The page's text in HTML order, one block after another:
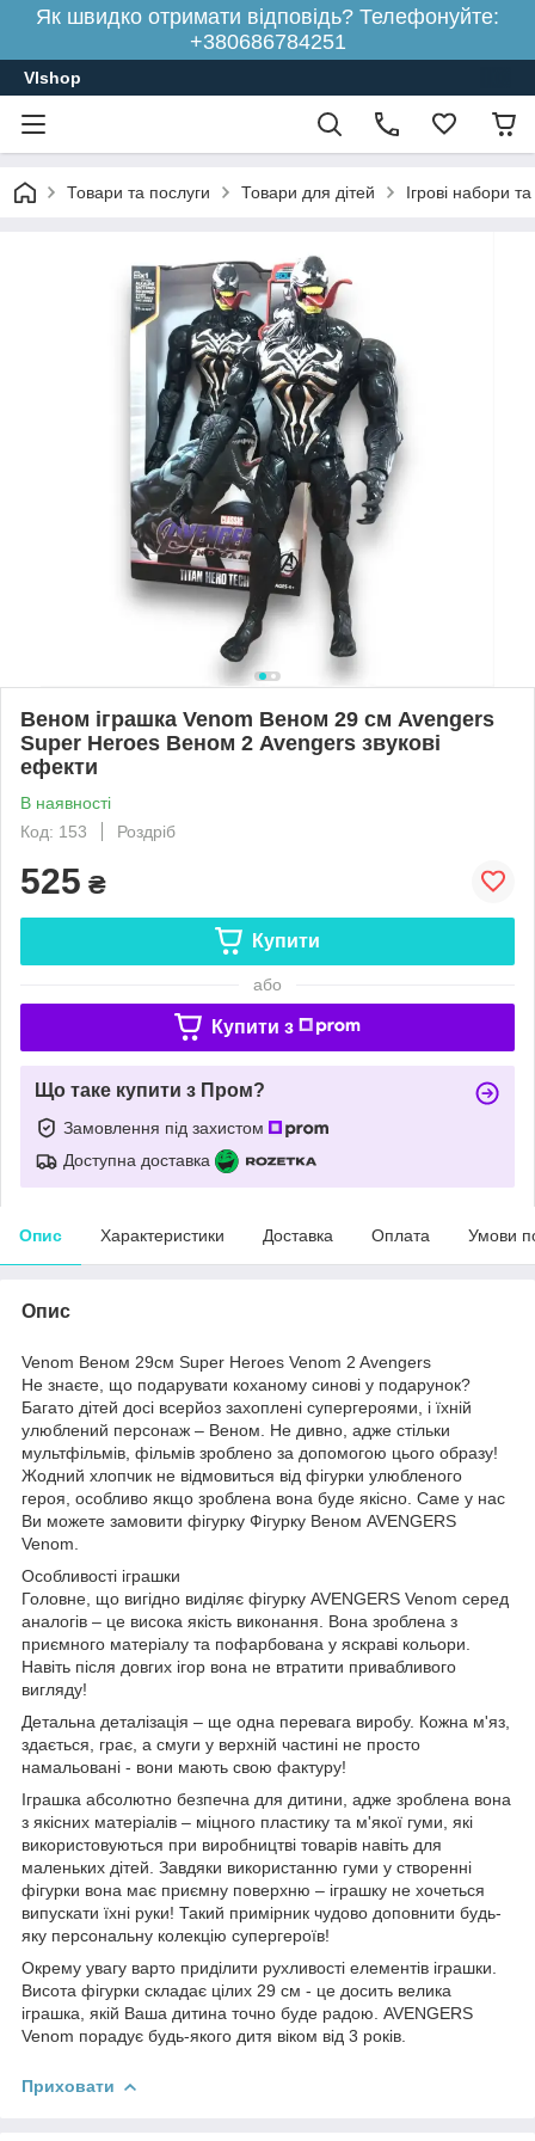
Як швидко отримати відповідь? Телефонуйте:
+380686784251
Vlshop
Товари та послуги Товари для дітей Ігрові набори
Веном іграшка Venom Веном 29 см Avengers
Super Heroes Веном 2 Avengers звукові
ефекти
В наявності
Код: 153
Роздріб
525 ₴
Купити
або
Купити з
Що таке купити з Пром?
Замовлення під захистом
Доступна доставка
Опис Характеристики Доставка Оплата Умови
Опис
Venom Веном 29см Super Heroes Venom 2 Avengers
Не знаєте, що подарувати коханому синові у подарунок?
Багато дітей досі всерйоз захоплені супергероями, і їхній
улюблений персонаж – Веном. Не дивно, адже стільки
мультфільмів, фільмів зроблено за допомогою цього образу!
Жодний хлопчик не відмовиться від фігурки улюбленого
героя, особливо якщо зроблена вона буде якісно. Саме у нас
Ви можете замовити фігурку Фігурку Веном AVENGERS
Venom.
Особливості іграшки
Головне, що вигідно виділяє фігурку AVENGERS Venom серед
аналогів – це висока якість виконання. Вона зроблена з
приємного матеріалу та пофарбована у яскраві кольори.
Навіть після довгих ігор вона не втратити привабливого
вигляду!
Детальна деталізація – ще одна перевага виробу. Кожна м'яз,
здається, грає, а смуги у верхній частині не просто
намальовані - вони мають свою фактуру!
Іграшка абсолютно безпечна для дитини, адже зроблена вона
з якісних матеріалів – міцного пластику та м'якої гуми, які
використовуються при виробництві товарів навіть для
маленьких дітей. Завдяки використанню гуми у створенні
фігурки вона має приємну поверхню – іграшку не хочеться
випускати їхні руки! Такий примірник чудово доповнити будь-
яку персональну колекцію супергероїв!
Окрему увагу варто приділити рухливості елементів іграшки.
Висота фігурки складає цілих 29 см - це досить велика
іграшка, якій Ваша дитина точно буде радою. AVENGERS
Venom порадує будь-якого дитя віком від 3 років.
Приховати